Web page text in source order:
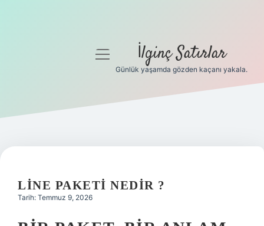
Gizlilik Politikası
Yasal Uyarı
menüyü
İlginç Satırlar
Günlük yaşamda gözden kaçanı yakala.
LINE PAKETI NEDIR ?
Tarih: Temmuz 9, 2026